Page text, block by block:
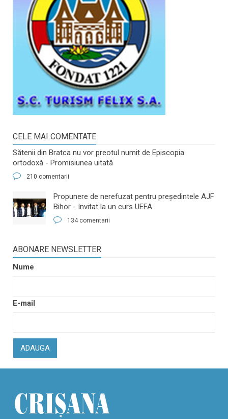
CELE MAI COMENTATE
Sătenii din Bratca nu vor preotul numit de Episcopia
ortodoxă - Promisiunea uitată
210 comentarii
​Propunere de nerefuzat pentru preşedintele AJF
Bihor - Invitat la un curs UEFA
134 comentarii
ABONARE NEWSLETTER
Nume
E-mail
ADAUGA